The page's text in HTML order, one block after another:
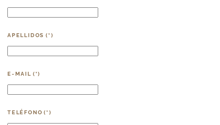
APELLIDOS (*)
E-MAIL (*)
TELÉFONO (*)